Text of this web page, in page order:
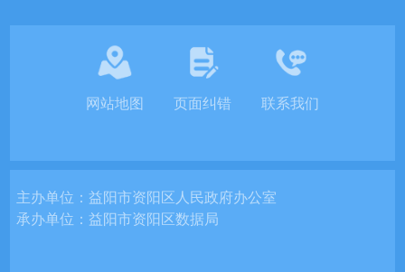
网站地图 页面纠错 联系我们
主办单位：益阳市资阳区人民政府办公室
承办单位：益阳市资阳区数据局